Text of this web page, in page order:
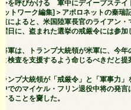
令を呼びかける 軍中にデイープステ
トワーク編集]＞アポロネットの秦瑞
によると、米国陸軍長官のライアン
日に、盗まれた選挙の戒厳令には参加
軍は、トランプ大統領が米軍に、今
検査を支援するよう命じるべきだと提
ンプ大統領が「戒厳令」と「軍事力
でのマイケル・フリン退役中将の発
ることを齎した。